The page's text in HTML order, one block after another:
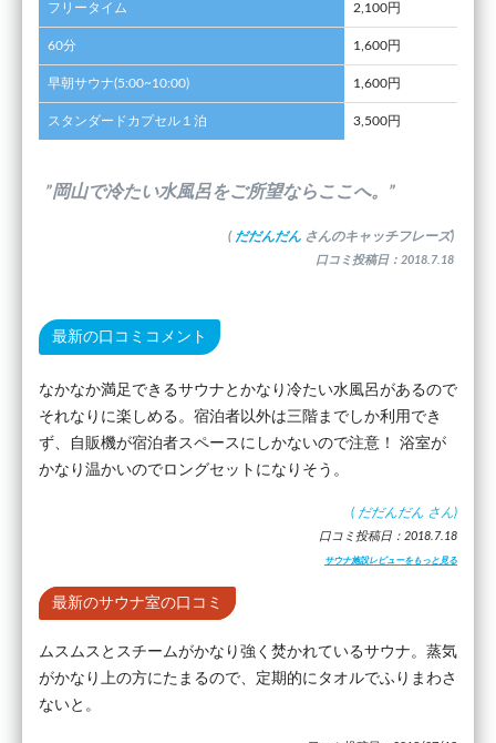
フリータイム 2,100円
60分 1,600円
早朝サウナ(5:00~10:00) 1,600円
スタンダードカプセル１泊 3,500円
”岡山で冷たい水風呂をご所望ならここへ。”
( だだんだん さんのキャッチフレーズ)
口コミ投稿日：2018.7.18
最新の口コミコメント
なかなか満足できるサウナとかなり冷たい水風呂があるので
それなりに楽しめる。宿泊者以外は三階までしか利用でき
ず、自販機が宿泊者スペースにしかないので注意！ 浴室が
かなり温かいのでロングセットになりそう。
( だだんだん さん)
口コミ投稿日：2018.7.18
サウナ施設レビューをもっと見る
最新のサウナ室の口コミ
ムスムスとスチームがかなり強く焚かれているサウナ。蒸気
がかなり上の方にたまるので、定期的にタオルでふりまわさ
ないと。